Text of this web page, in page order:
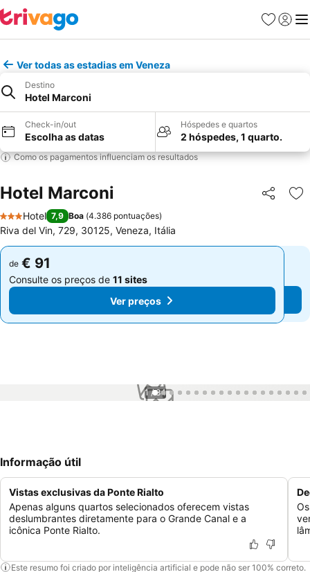
Favoritos
Iniciar
Ver todas as estadias em Veneza
Destino
Hotel Marconi
Check-in/out
Escolha as datas
Hóspedes e quartos
2 hóspedes, 1 quarto.
Como os pagamentos influenciam os resultados
Hotel Marconi Partilhar
3 Estrelas
Hotel 7,9 Boa (4.386 pontuações)
Riva del Vin, 729, 30125, Veneza, Itália
de € 91
Consulte os preços de 11 sites
Ver preços
de € 91
Consulte os preços de 11 sites
Ver preços
1 / 84
Informação útil
Vistas exclusivas da Ponte Rialto
Apenas alguns quartos selecionados oferecem vistas
deslumbrantes diretamente para o Grande Canal e a
icônica Ponte Rialto.
Este resumo foi criado por inteligência artificial e pode não ser 100% correto.